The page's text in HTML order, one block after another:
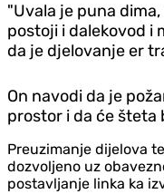
"Uvala je puna
postoji i dalekovod i
da je djelovanje er
On navodi da je
prostor i da će šteta
Preuzimanje dijelova
dozvoljeno uz
postavljanje linka ka